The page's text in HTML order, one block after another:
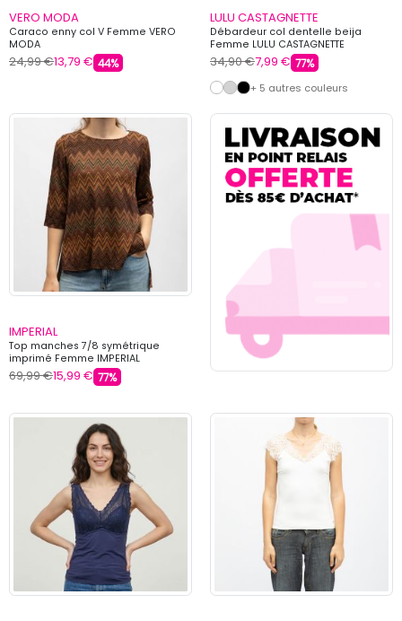
VERO MODA
Caraco enny col V Femme VERO
MODA
24,99 €13,79 € 44%
LULU CASTAGNETTE
Débardeur col dentelle beija
Femme LULU CASTAGNETTE
34,90 €7,99 € 77%
+ 5 autres couleurs
IMPERIAL
Top manches 7/8 symétrique
imprimé Femme IMPERIAL
69,99 €15,99 € 77%